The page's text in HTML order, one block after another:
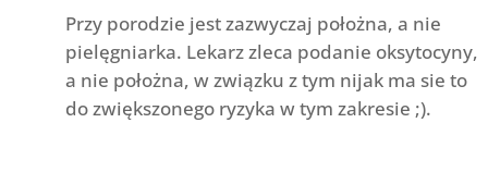
Przy porodzie jest zazwyczaj położna, a nie
pielęgniarka. Lekarz zleca podanie oksytocyny,
a nie położna, w związku z tym nijak ma sie to
do zwiększonego ryzyka w tym zakresie ;).